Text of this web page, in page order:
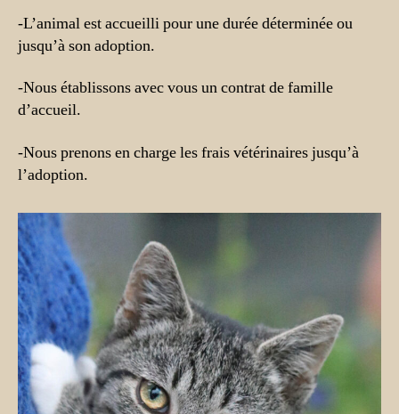
-L’animal est accueilli pour une durée déterminée ou
jusqu’à son adoption.
-Nous établissons avec vous un contrat de famille
d’accueil.
-Nous prenons en charge les frais vétérinaires jusqu’à
l’adoption.